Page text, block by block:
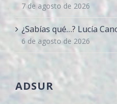
7 de agosto de 2026
¿Sabías qué…? Lucía
6 de agosto de 2026
ADSUR